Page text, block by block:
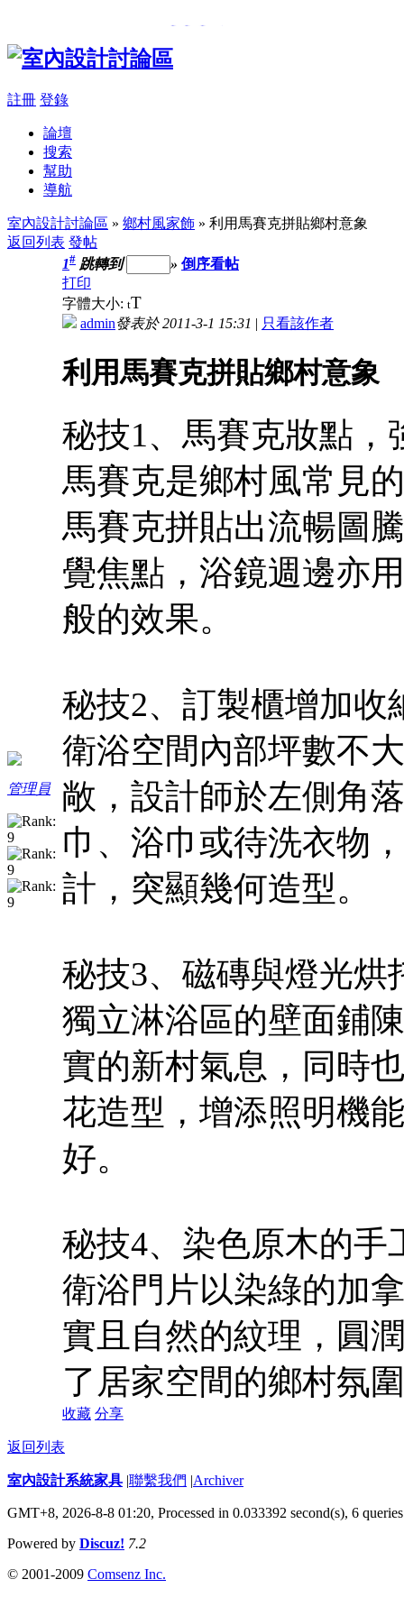
註冊 登錄
論壇
搜索
幫助
導航
室內設計討論區 » 鄉村風家飾 » 利用馬賽克拼貼鄉村意象
返回列表 發帖
管理員
1# 跳轉到 » 倒序看帖
打印
字體大小: tT
admin發表於 2011-3-1 15:31 | 只看該作者
利用馬賽克拼貼鄉村意象
秘技1、馬賽克妝點，
馬賽克是鄉村風常見
馬賽克拼貼出流暢圖
覺焦點，浴鏡週邊亦
般的效果。
秘技2、訂製櫃增加收
衛浴空間內部坪數不
敞，設計師於左側角
巾、浴巾或待洗衣物
計，突顯幾何造型。
秘技3、磁磚與燈光烘
獨立淋浴區的壁面鋪
實的新村氣息，同時
花造型，增添照明機
好。
秘技4、染色原木的手
衛浴門片以染綠的加
實且自然的紋理，圓
了居家空間的鄉村氛
收藏 分享
返回列表
室內設計系統家具 |聯繫我們 |Archiver
GMT+8, 2026-8-8 01:20, Processed in 0.033392 second(s), 6 queries
Powered by Discuz! 7.2
© 2001-2009 Comsenz Inc.